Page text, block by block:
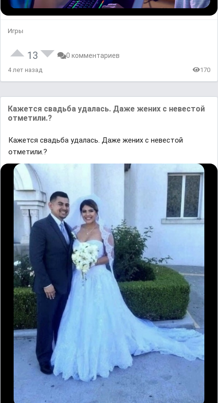
Игры
13 0 комментариев
4 лет назад 170
Кажется свадьба удалась. Даже жених с невестой
отметили.?
Кажется свадьба удалась. Даже жених с невестой
отметили.?